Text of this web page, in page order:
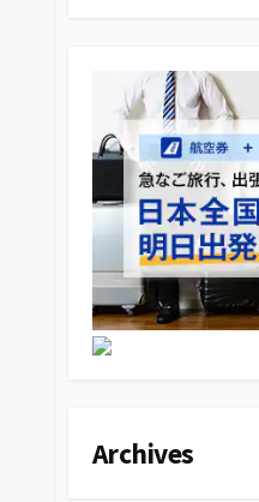
Archives